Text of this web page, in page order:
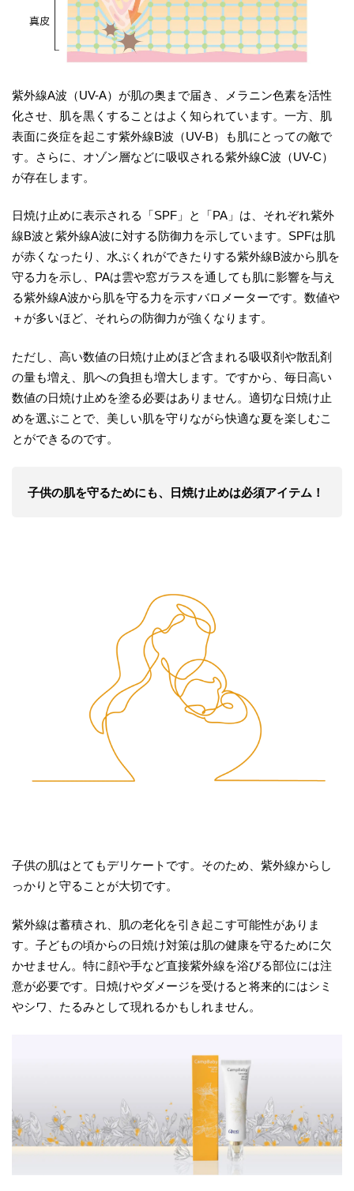
紫外線A波（UV-A）が肌の奥まで届き、メラニン色素を活性
化させ、肌を黒くすることはよく知られています。一方、肌
表面に炎症を起こす紫外線B波（UV-B）も肌にとっての敵で
す。さらに、オゾン層などに吸収される紫外線C波（UV-C）
が存在します。
日焼け止めに表示される「SPF」と「PA」は、それぞれ紫外
線B波と紫外線A波に対する防御力を示しています。SPFは肌
が赤くなったり、水ぶくれができたりする紫外線B波から肌を
守る力を示し、PAは雲や窓ガラスを通しても肌に影響を与え
る紫外線A波から肌を守る力を示すバロメーターです。数値や
＋が多いほど、それらの防御力が強くなります。
ただし、高い数値の日焼け止めほど含まれる吸収剤や散乱剤
の量も増え、肌への負担も増大します。ですから、毎日高い
数値の日焼け止めを塗る必要はありません。適切な日焼け止
めを選ぶことで、美しい肌を守りながら快適な夏を楽しむこ
とができるのです。
子供の肌を守るためにも、日焼け止めは必須アイテム！
子供の肌はとてもデリケートです。そのため、紫外線からし
っかりと守ることが大切です。
紫外線は蓄積され、肌の老化を引き起こす可能性がありま
す。子どもの頃からの日焼け対策は肌の健康を守るために欠
かせません。特に顔や手など直接紫外線を浴びる部位には注
意が必要です。日焼けやダメージを受けると将来的にはシミ
やシワ、たるみとして現れるかもしれません。